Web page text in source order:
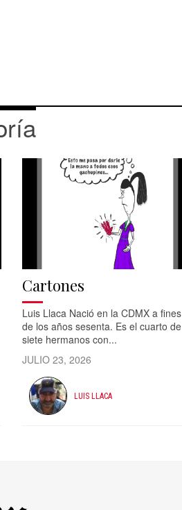
Cartones
Luis Llaca Nació en la CDMX a fines
de los años sesenta. Es el cuarto de
siete hermanos con...
JULIO 23, 2026
LUIS LLACA